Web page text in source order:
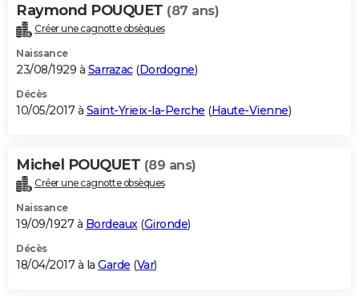
Raymond POUQUET (87 ans)
Créer une cagnotte obsèques
Naissance
23/08/1929 à Sarrazac(Dordogne)
Décès
10/05/2017 à Saint-Yrieix-la-Perche (Haute-Vienne)
Michel POUQUET (89 ans)
Créer une cagnotte obsèques
Naissance
19/09/1927 à Bordeaux (Gironde)
Décès
18/04/2017 à la Garde (Var)